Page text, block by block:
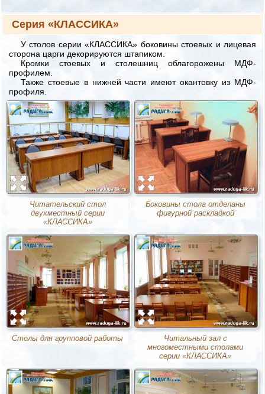
Серия «КЛАССИКА»
У столов серии «КЛАССИКА» боковины стоевых и лицевая
сторона царги декорируются штапиком.
Кромки стоевых и столешниц облагорожены МДФ-
профилем.
Также стоевые в нижней части имеют окантовку из МДФ-
профиля.
Читательский стол
двухместный серии
«КЛАССИКА»
Боковины стола отделаны
фигурной раскладкой
Столы для групповой работы
Читальный зал с
многоместными столами
серии «КЛАССИКА»